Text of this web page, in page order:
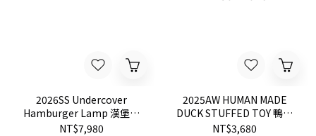
2026SS Undercover
Hamburger Lamp 漢堡燈
透明 夜燈 限量 漢堡 現貨
NT$7,980
2025AW HUMAN MADE
DUCK STUFFED TOY 鴨子
布偶 玩偶 娃娃 現貨
NT$3,680